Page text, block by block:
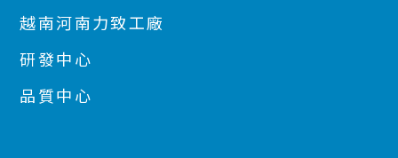
越南河南力致工廠
研發中心
品質中心